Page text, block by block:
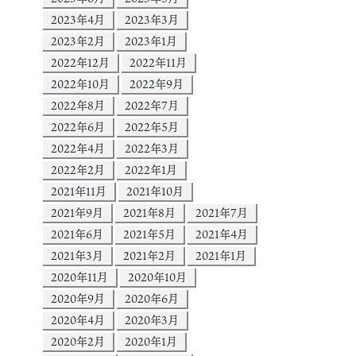
2023年4月
2023年3月
2023年2月
2023年1月
2022年12月
2022年11月
2022年10月
2022年9月
2022年8月
2022年7月
2022年6月
2022年5月
2022年4月
2022年3月
2022年2月
2022年1月
2021年11月
2021年10月
2021年9月
2021年8月
2021年7月
2021年6月
2021年5月
2021年4月
2021年3月
2021年2月
2021年1月
2020年11月
2020年10月
2020年9月
2020年6月
2020年4月
2020年3月
2020年2月
2020年1月